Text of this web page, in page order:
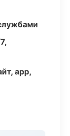
app,